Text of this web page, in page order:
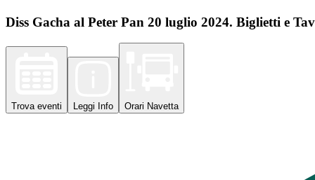
Diss Gacha al Peter Pan 20 luglio 2024. Biglietti e
Trova eventi Leggi Info Orari Navetta